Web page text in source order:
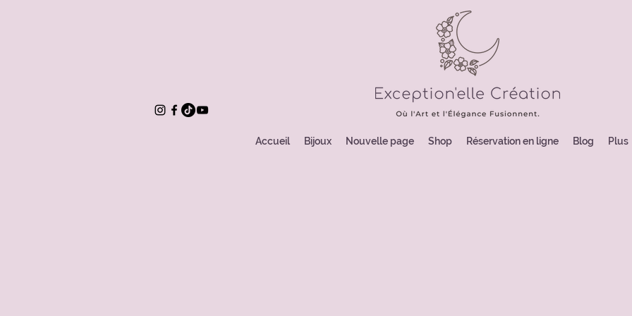
Accueil Bijoux Nouvelle page Shop Réservation en ligne Blog Plus